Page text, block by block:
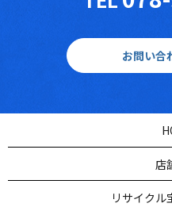
お問い合
店
リサイクル